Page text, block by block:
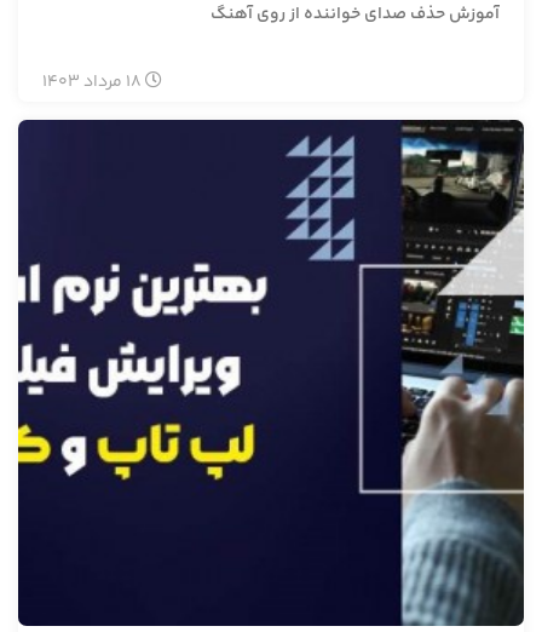
آموزش حذف صدای خواننده از روی آهنگ
18 مرداد 1403